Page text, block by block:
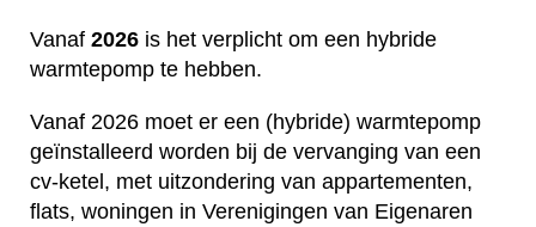
Vanaf 2026 is het verplicht om een hybride
warmtepomp te hebben.
Vanaf 2026 moet er een (hybride) warmtepomp
geïnstalleerd worden bij de vervanging van een
cv-ketel, met uitzondering van appartementen,
flats, woningen in Verenigingen van Eigenaren